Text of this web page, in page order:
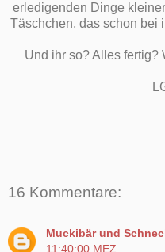
erledigenden Dinge
Täschchen, das schon bei
Und ihr so? Alles fertig?
16 Kommentare:
Muckibär und
11:40:00 MEZ